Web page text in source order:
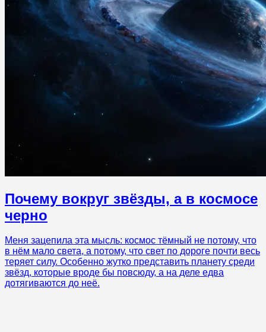
Почему вокруг звёзды, а в космосе
черно
Меня зацепила эта мысль: космос тёмный не потому, что
в нём мало света, а потому, что свет по дороге почти весь
теряет силу. Особенно жутко представить планету среди
звёзд, которые вроде бы повсюду, а на деле едва
дотягиваются до неё.